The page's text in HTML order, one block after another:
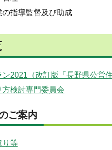
指導監督及び助成
2021（改訂版「長野県公営
検討専門委員会
ご案内
り等